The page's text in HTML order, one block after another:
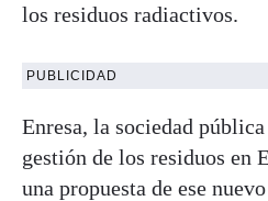
los residuos radiactivos.
PUBLICIDAD
Enresa, la sociedad
gestión de los residuos en
una propuesta de ese